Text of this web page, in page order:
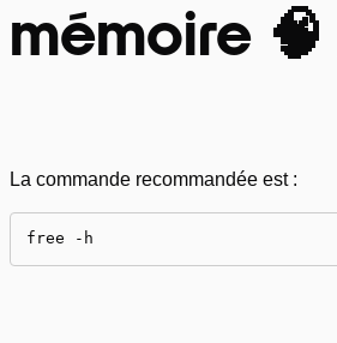
mémoire 🧠
La commande recommandée est :